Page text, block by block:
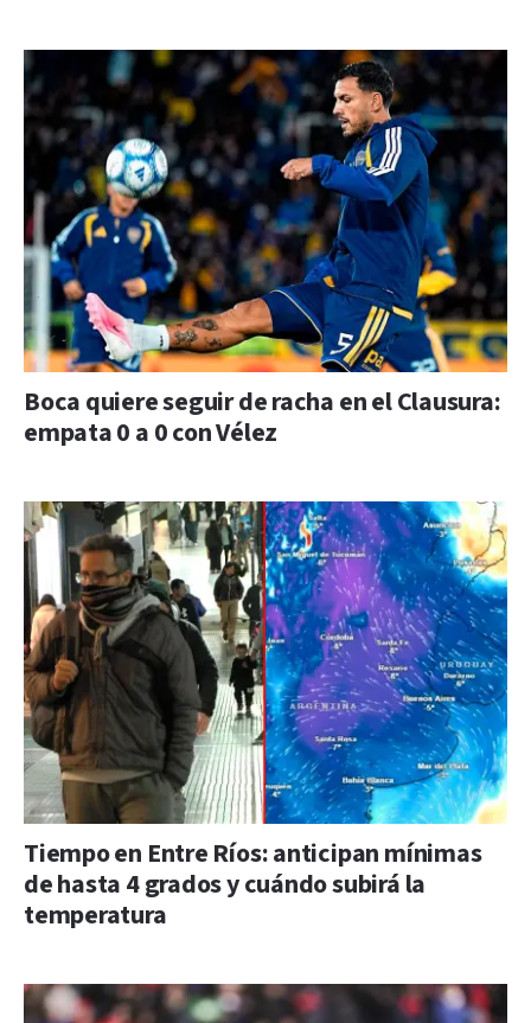
Boca quiere seguir de racha en el Clausura:
empata 0 a 0 con Vélez
Tiempo en Entre Ríos: anticipan mínimas
de hasta 4 grados y cuándo subirá la
temperatura